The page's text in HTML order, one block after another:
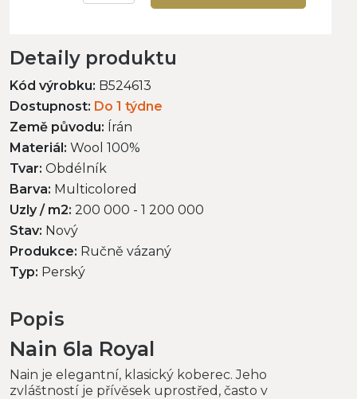
Detaily produktu
Kód výrobku: B524613
Dostupnost: Do 1 týdne
Země původu: Írán
Materiál: Wool 100%
Tvar: Obdélník
Barva: Multicolored
Uzly / m2: 200 000 - 1 200 000
Stav: Nový
Produkce: Ručně vázaný
Typ: Perský
Popis
Nain 6la Royal
Nain je elegantní, klasický koberec. Jeho
zvláštností je přívěsek uprostřed, často v